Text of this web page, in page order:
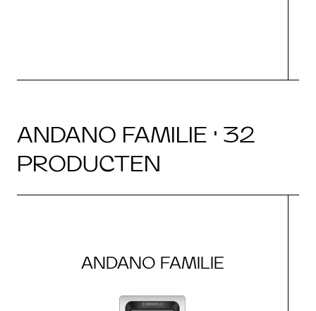
ANDANO FAMILIE · 32
PRODUCTEN
ANDANO FAMILIE